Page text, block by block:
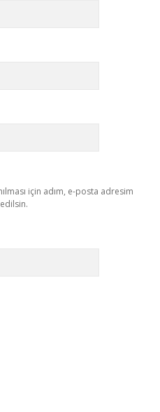
için adım, e-posta adresim